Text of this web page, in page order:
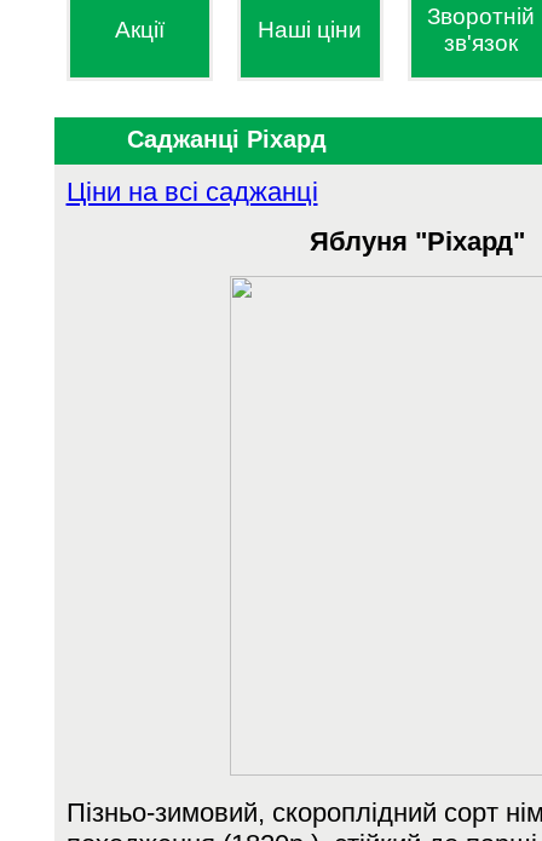
Акції Наші ціни
Зворотній
зв'язок
Саджанці Ріхард
Ціни на всі саджанці
Яблуня "Ріхард"
Пізньо-зимовий, скороплідний сорт